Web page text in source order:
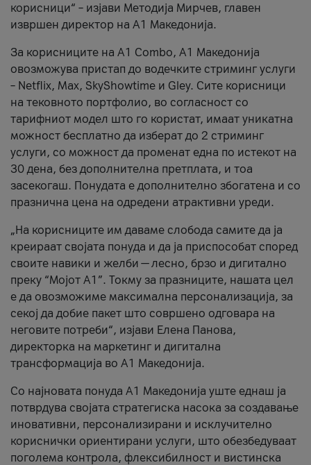
корисници“ – изјави Методија Мирчев, главен
извршен директор на А1 Македонија.
За корисниците на A1 Combo, А1 Македонија
овозможува пристап до водечките стриминг услуги
– Netflix, Max, SkyShowtime и Gley. Сите корисници
на тековното портфолио, во согласност со
тарифниот модел што го користат, имаат уникатна
можност бесплатно да изберат до 2 стриминг
услуги, со можност да променат една по истекот на
30 дена, без дополнителна претплата, и тоа
засекогаш. Понудата е дополнително збогатена и со
празнична цена на одредени атрактивни уреди.
„На корисниците им даваме слобода самите да ја
креираат својата понуда и да ја приспособат според
своите навики и желби — лесно, брзо и дигитално
преку “Мојот А1”. Токму за празниците, нашата цел
е да овозможиме максимална персонализација, за
секој да добие пакет што совршено одговара на
неговите потреби“, изјави Елена Панова,
директорка на маркетинг и дигитална
трансформација во А1 Македонија.
Со најновата понуда А1 Македонија уште еднаш ја
потврдува својата стратегиска насока за создавање
иновативни, персонализирани и исклучително
кориснички ориентирани услуги, што обезбедуваат
поголема контрола, флексибилност и вистинска